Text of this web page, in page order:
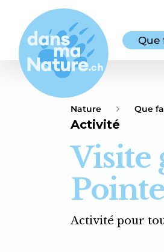
Que
Nature Que
Activité
Visite
Activité pour